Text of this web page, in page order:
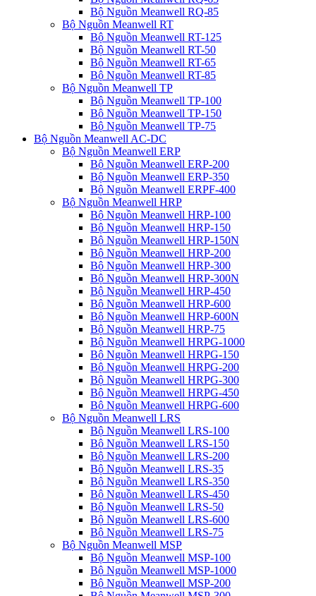
Bộ Nguồn Meanwell RQ-85
Bộ Nguồn Meanwell RT
Bộ Nguồn Meanwell RT-125
Bộ Nguồn Meanwell RT-50
Bộ Nguồn Meanwell RT-65
Bộ Nguồn Meanwell RT-85
Bộ Nguồn Meanwell TP
Bộ Nguồn Meanwell TP-100
Bộ Nguồn Meanwell TP-150
Bộ Nguồn Meanwell TP-75
Bộ Nguồn Meanwell AC-DC
Bộ Nguồn Meanwell ERP
Bộ Nguồn Meanwell ERP-200
Bộ Nguồn Meanwell ERP-350
Bộ Nguồn Meanwell ERPF-400
Bộ Nguồn Meanwell HRP
Bộ Nguồn Meanwell HRP-100
Bộ Nguồn Meanwell HRP-150
Bộ Nguồn Meanwell HRP-150N
Bộ Nguồn Meanwell HRP-200
Bộ Nguồn Meanwell HRP-300
Bộ Nguồn Meanwell HRP-300N
Bộ Nguồn Meanwell HRP-450
Bộ Nguồn Meanwell HRP-600
Bộ Nguồn Meanwell HRP-600N
Bộ Nguồn Meanwell HRP-75
Bộ Nguồn Meanwell HRPG-1000
Bộ Nguồn Meanwell HRPG-150
Bộ Nguồn Meanwell HRPG-200
Bộ Nguồn Meanwell HRPG-300
Bộ Nguồn Meanwell HRPG-450
Bộ Nguồn Meanwell HRPG-600
Bộ Nguồn Meanwell LRS
Bộ Nguồn Meanwell LRS-100
Bộ Nguồn Meanwell LRS-150
Bộ Nguồn Meanwell LRS-200
Bộ Nguồn Meanwell LRS-35
Bộ Nguồn Meanwell LRS-350
Bộ Nguồn Meanwell LRS-450
Bộ Nguồn Meanwell LRS-50
Bộ Nguồn Meanwell LRS-600
Bộ Nguồn Meanwell LRS-75
Bộ Nguồn Meanwell MSP
Bộ Nguồn Meanwell MSP-100
Bộ Nguồn Meanwell MSP-1000
Bộ Nguồn Meanwell MSP-200